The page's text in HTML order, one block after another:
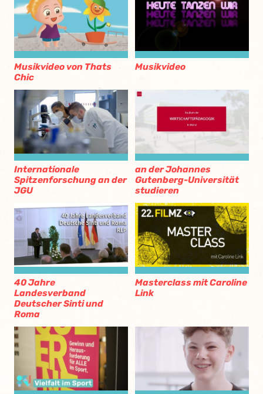
Musikvideo von Thats
Chic
Musikvideo
Internationale
Spitzenforschung an der
JGU
an der Johannes
Gutenberg-Universität
studieren
40 Jahre
Landesverband
Deutscher Sinti und
Roma
Masterclass mit Caroline
Link